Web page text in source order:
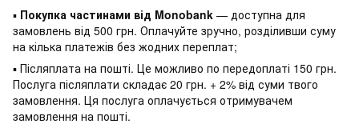
▪ Покупка частинами від Monobank — доступна для
замовлень від 500 грн. Оплачуйте зручно, розділивши суму
на кілька платежів без жодних переплат;
▪ Післяплата на пошті. Це можливо по передоплаті 150 грн.
Послуга післяплати складає 20 грн. + 2% від суми твого
замовлення. Ця послуга оплачується отримувачем
замовлення на пошті.